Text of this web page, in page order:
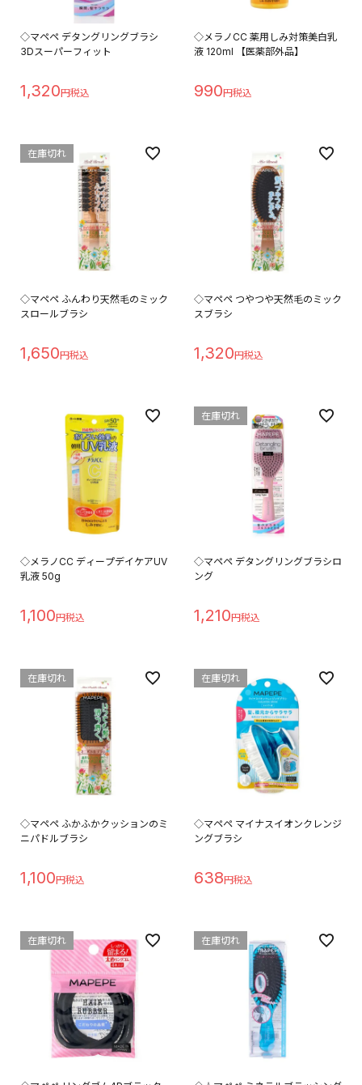
◇マペペ デタングリングブラシ
3Dスーパーフィット
1,320
◇メラノCC 薬用しみ対策美白乳
液 120ml 【医薬部外品】
990
◇マペペ ふんわり天然毛のミック
スロールブラシ
1,650
在庫切れ
◇マペペ つやつや天然毛のミック
スブラシ
1,320
◇メラノCC ディープデイケアUV
乳液 50g
1,100
◇マペペ デタングリングブラシロ
ング
1,210
在庫切れ
◇マペペ ふかふかクッションのミ
ニパドルブラシ
1,100
在庫切れ
◇マペペ マイナスイオンクレンジ
ングブラシ
638
在庫切れ
在庫切れ 在庫切れ